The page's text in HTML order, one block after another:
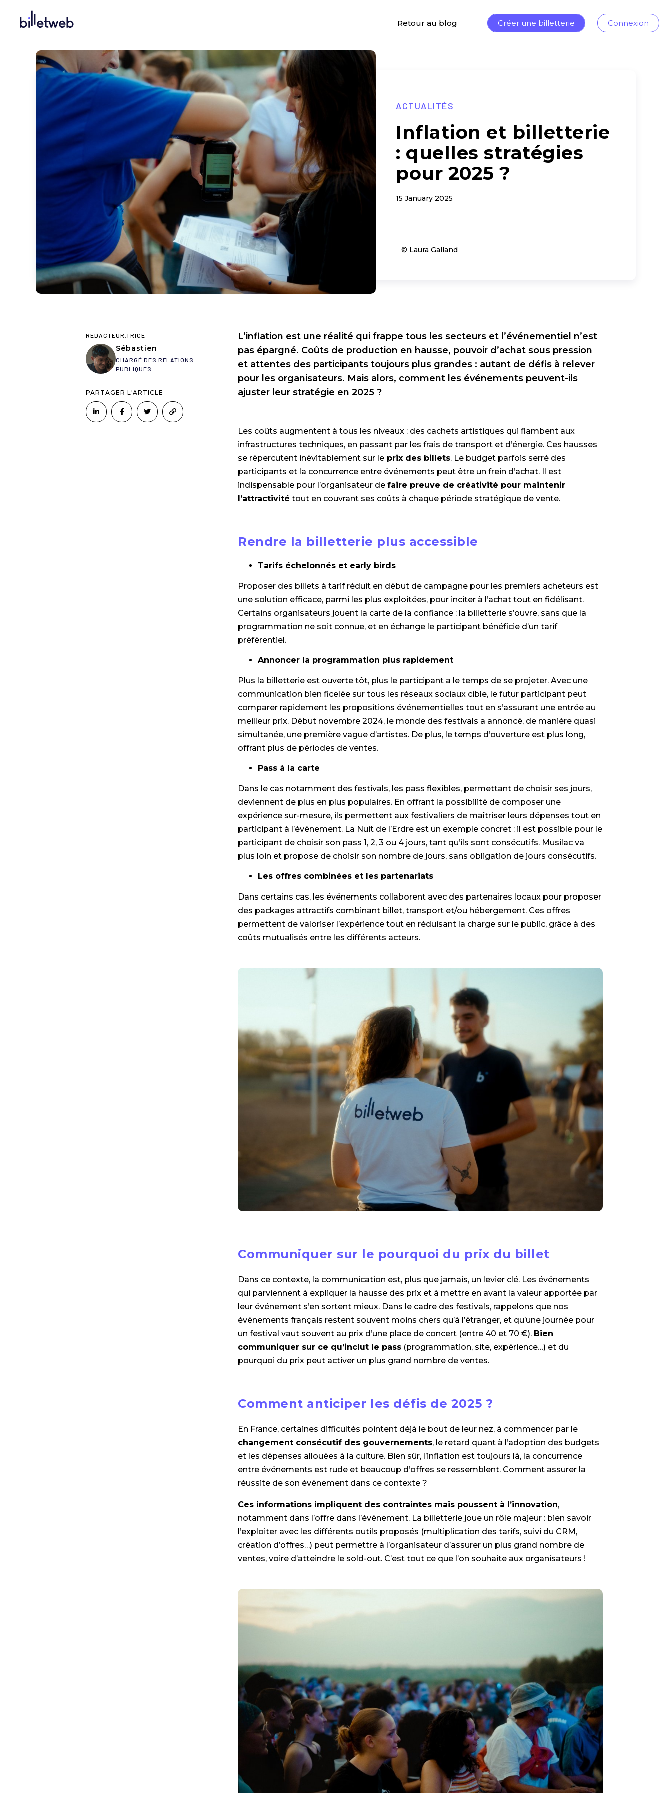
Retour au blog Créer une billetterie Connexion
ACTUALITÉS
Inflation et billetterie
: quelles stratégies
pour 2025 ?
15 January 2025
© Laura Galland
RÉDACTEUR.TRICE
Sébastien
CHARGÉ DES RELATIONS
PUBLIQUES
PARTAGER L'ARTICLE
L’inflation est une réalité qui frappe tous les secteurs et l’événementiel n’est
pas épargné. Coûts de production en hausse, pouvoir d’achat sous pression
et attentes des participants toujours plus grandes : autant de défis à relever
pour les organisateurs. Mais alors, comment les événements peuvent-ils
ajuster leur stratégie en 2025 ?
Les coûts augmentent à tous les niveaux : des cachets artistiques qui flambent aux
infrastructures techniques, en passant par les frais de transport et d’énergie. Ces hausses
se répercutent inévitablement sur le prix des billets. Le budget parfois serré des
participants et la concurrence entre événements peut être un frein d’achat. Il est
indispensable pour l’organisateur de faire preuve de créativité pour maintenir
l’attractivité tout en couvrant ses coûts à chaque période stratégique de vente.
Rendre la billetterie plus accessible
Tarifs échelonnés et early birds
Proposer des billets à tarif réduit en début de campagne pour les premiers acheteurs est
une solution efficace, parmi les plus exploitées, pour inciter à l’achat tout en fidélisant.
Certains organisateurs jouent la carte de la confiance : la billetterie s’ouvre, sans que la
programmation ne soit connue, et en échange le participant bénéficie d’un tarif
préférentiel.
Annoncer la programmation plus rapidement
Plus la billetterie est ouverte tôt, plus le participant a le temps de se projeter. Avec une
communication bien ficelée sur tous les réseaux sociaux cible, le futur participant peut
comparer rapidement les propositions événementielles tout en s’assurant une entrée au
meilleur prix. Début novembre 2024, le monde des festivals a annoncé, de manière quasi
simultanée, une première vague d’artistes. De plus, le temps d’ouverture est plus long,
offrant plus de périodes de ventes.
Pass à la carte
Dans le cas notamment des festivals, les pass flexibles, permettant de choisir ses jours,
deviennent de plus en plus populaires. En offrant la possibilité de composer une
expérience sur-mesure, ils permettent aux festivaliers de maîtriser leurs dépenses tout en
participant à l’événement. La Nuit de l’Erdre est un exemple concret : il est possible pour le
participant de choisir son pass 1, 2, 3 ou 4 jours, tant qu’ils sont consécutifs. Musilac va
plus loin et propose de choisir son nombre de jours, sans obligation de jours consécutifs.
Les offres combinées et les partenariats
Dans certains cas, les événements collaborent avec des partenaires locaux pour proposer
des packages attractifs combinant billet, transport et/ou hébergement. Ces offres
permettent de valoriser l’expérience tout en réduisant la charge sur le public, grâce à des
coûts mutualisés entre les différents acteurs.
Communiquer sur le pourquoi du prix du billet
​​​​​​​Dans ce contexte, la communication est, plus que jamais, un levier clé. Les événements
qui parviennent à expliquer la hausse des prix et à mettre en avant la valeur apportée par
leur événement s’en sortent mieux. Dans le cadre des festivals, rappelons que nos
événements français restent souvent moins chers qu’à l’étranger, et qu’une journée pour
un festival vaut souvent au prix d’une place de concert (entre 40 et 70 €). Bien
communiquer sur ce qu’inclut le pass (programmation, site, expérience…) et du
pourquoi du prix peut activer un plus grand nombre de ventes.
Comment anticiper les défis de 2025 ?
En France, certaines difficultés pointent déjà le bout de leur nez, à commencer par le
changement consécutif des gouvernements, le retard quant à l’adoption des budgets
et les dépenses allouées à la culture. Bien sûr, l’inflation est toujours là, la concurrence
entre événements est rude et beaucoup d’offres se ressemblent. Comment assurer la
réussite de son événement dans ce contexte ?
Ces informations impliquent des contraintes mais poussent à l’innovation,
notamment dans l’offre dans l’événement. La billetterie joue un rôle majeur : bien savoir
l’exploiter avec les différents outils proposés (multiplication des tarifs, suivi du CRM,
création d’offres…) peut permettre à l’organisateur d’assurer un plus grand nombre de
ventes, voire d’atteindre le sold-out. C’est tout ce que l’on souhaite aux organisateurs !